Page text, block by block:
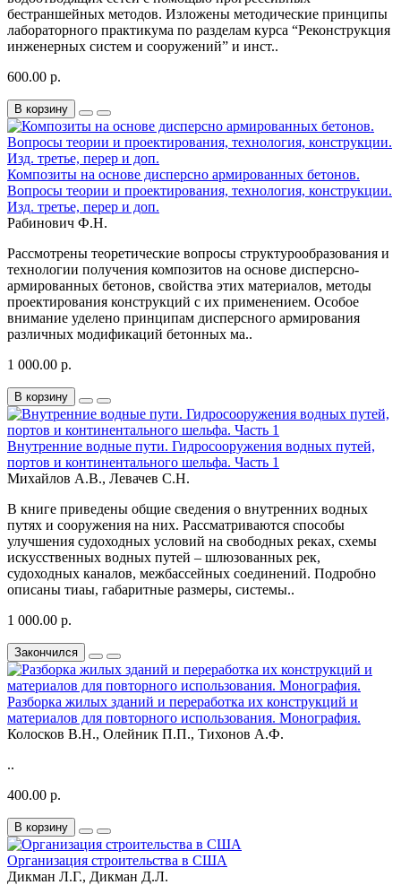
бестраншейных методов. Изложены методические принципы
лабораторного практикума по разделам курса “Реконструкция
инженерных систем и сооружений” и инст..
600.00 р.
В корзину
Композиты на основе дисперсно армированных бетонов.
Вопросы теории и проектирования, технология, конструкции.
Изд. третье, перер и доп.
Рабинович Ф.Н.
Рассмотрены теоретические вопросы структурообразования и
технологии получения композитов на основе дисперсно-
армированных бетонов, свойства этих материалов, методы
проектирования конструкций с их применением. Особое
внимание уделено принципам дисперсного армирования
различных модификаций бетонных ма..
1 000.00 р.
В корзину
Внутренние водные пути. Гидросооружения водных путей,
портов и континентального шельфа. Часть 1
Михайлов А.В., Левачев С.Н.
В книге приведены общие сведения о внутренних водных
путях и сооружения на них. Рассматриваются способы
улучшения судоходных условий на свободных реках, схемы
искусственных водных путей – шлюзованных рек,
судоходных каналов, межбассейных соединений. Подробно
описаны тиаы, габаритные размеры, системы..
1 000.00 р.
Закончился
Разборка жилых зданий и переработка их конструкций и
материалов для повторного использования. Монография.
Колосков В.Н., Олейник П.П., Тихонов А.Ф.
..
400.00 р.
В корзину
Организация строительства в США
Дикман Л.Г., Дикман Д.Л.